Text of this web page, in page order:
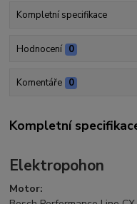
Kompletní specifikace
Hodnocení 0
Komentáře 0
Kompletní
Elektropohon
Motor: